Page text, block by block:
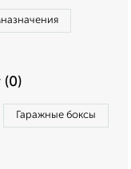
(0)
Гаражные боксы